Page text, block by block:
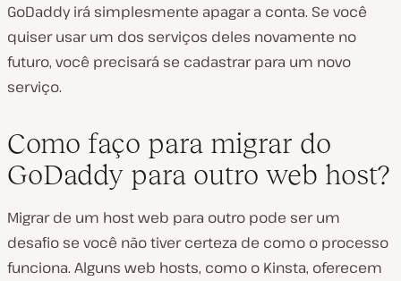
GoDaddy irá simplesmente apagar a conta. Se você
quiser usar um dos serviços deles novamente no
futuro, você precisará se cadastrar para um novo
serviço.
Como faço para migrar do
GoDaddy para outro web host?
Migrar de um host web para outro pode ser um
desafio se você não tiver certeza de como o processo
funciona. Alguns web hosts, como o Kinsta, oferecem